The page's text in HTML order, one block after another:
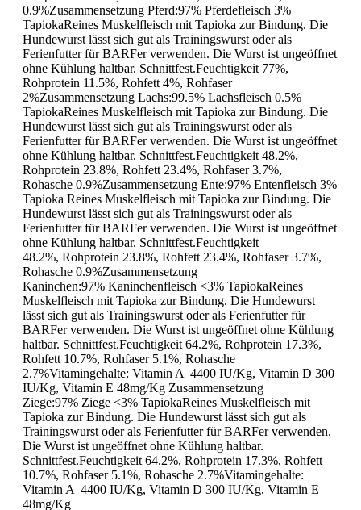
0.9%Zusammensetzung Pferd:97% Pferdefleisch 3%
TapiokaReines Muskelfleisch mit Tapioka zur Bindung. Die
Hundewurst lässt sich gut als Trainingswurst oder als
Ferienfutter für BARFer verwenden. Die Wurst ist ungeöffnet
ohne Kühlung haltbar. Schnittfest.Feuchtigkeit 77%,
Rohprotein 11.5%, Rohfett 4%, Rohfaser
2%Zusammensetzung Lachs:99.5% Lachsfleisch 0.5%
TapiokaReines Muskelfleisch mit Tapioka zur Bindung. Die
Hundewurst lässt sich gut als Trainingswurst oder als
Ferienfutter für BARFer verwenden. Die Wurst ist ungeöffnet
ohne Kühlung haltbar. Schnittfest.Feuchtigkeit 48.2%,
Rohprotein 23.8%, Rohfett 23.4%, Rohfaser 3.7%,
Rohasche 0.9%Zusammensetzung Ente:97% Entenfleisch 3%
Tapioka Reines Muskelfleisch mit Tapioka zur Bindung. Die
Hundewurst lässt sich gut als Trainingswurst oder als
Ferienfutter für BARFer verwenden. Die Wurst ist ungeöffnet
ohne Kühlung haltbar. Schnittfest.Feuchtigkeit
48.2%, Rohprotein 23.8%, Rohfett 23.4%, Rohfaser 3.7%,
Rohasche 0.9%Zusammensetzung
Kaninchen:97% Kaninchenfleisch <3% TapiokaReines
Muskelfleisch mit Tapioka zur Bindung. Die Hundewurst
lässt sich gut als Trainingswurst oder als Ferienfutter für
BARFer verwenden. Die Wurst ist ungeöffnet ohne Kühlung
haltbar. Schnittfest.Feuchtigkeit 64.2%, Rohprotein 17.3%,
Rohfett 10.7%, Rohfaser 5.1%, Rohasche
2.7%Vitamingehalte: Vitamin A 4400 IU/Kg, Vitamin D 300
IU/Kg, Vitamin E 48mg/Kg Zusammensetzung
Ziege:97% Ziege <3% TapiokaReines Muskelfleisch mit
Tapioka zur Bindung. Die Hundewurst lässt sich gut als
Trainingswurst oder als Ferienfutter für BARFer verwenden.
Die Wurst ist ungeöffnet ohne Kühlung haltbar.
Schnittfest.Feuchtigkeit 64.2%, Rohprotein 17.3%, Rohfett
10.7%, Rohfaser 5.1%, Rohasche 2.7%Vitamingehalte:
Vitamin A 4400 IU/Kg, Vitamin D 300 IU/Kg, Vitamin E
48mg/Kg